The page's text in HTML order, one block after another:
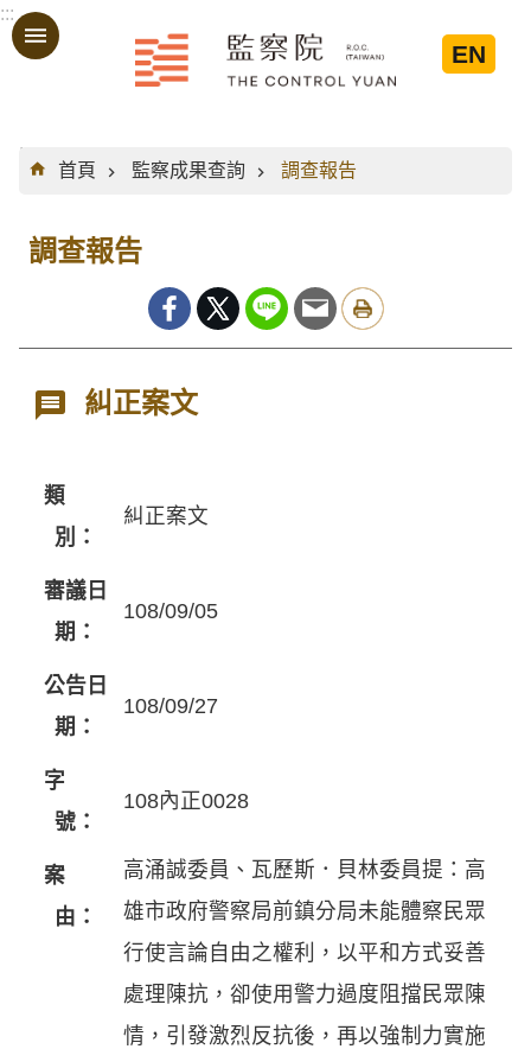
跳到主要內容區塊
:::
EN
:::
首頁
監察成果查詢 調查報告
調查報告
糾正案文
類
別：
糾正案文
審議日
期：
108/09/05
公告日
期：
108/09/27
字
號：
108內正0028
案
由：
高涌誠委員、瓦歷斯．貝林委員提：高
雄市政府警察局前鎮分局未能體察民眾
行使言論自由之權利，以平和方式妥善
處理陳抗，卻使用警力過度阻擋民眾陳
情，引發激烈反抗後，再以強制力實施